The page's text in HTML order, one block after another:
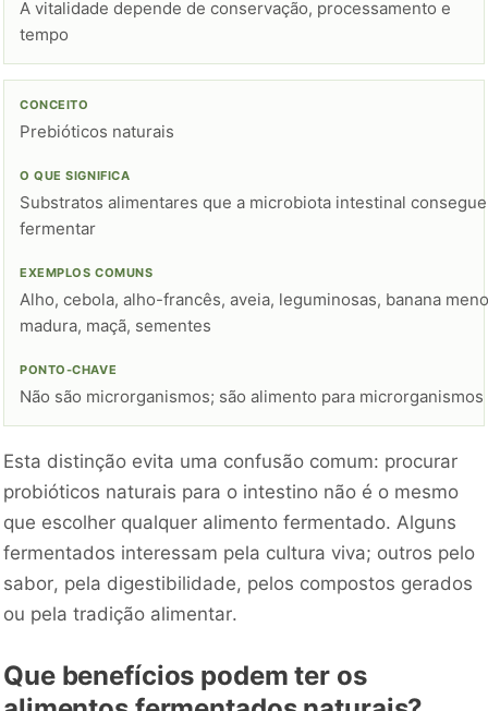
A vitalidade depende de conservação, processamento e
tempo
Prebióticos naturais
Substratos alimentares que a microbiota intestinal consegue
fermentar
Alho, cebola, alho-francês, aveia, leguminosas, banana
madura, maçã, sementes
Não são microrganismos; são alimento para microrganismos
Esta distinção evita uma confusão comum: procurar
probióticos naturais para o intestino não é o mesmo
que escolher qualquer alimento fermentado. Alguns
fermentados interessam pela cultura viva; outros pelo
sabor, pela digestibilidade, pelos compostos gerados
ou pela tradição alimentar.
Que benefícios podem ter os